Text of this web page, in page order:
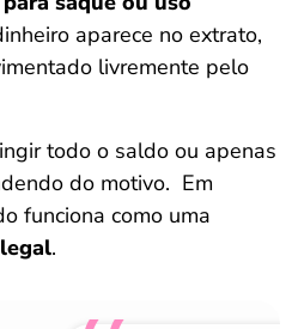
aparece no extrato,
livremente pelo
todo o saldo ou apenas
do motivo. Em
funciona como uma
.